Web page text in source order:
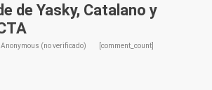
de Yasky, Catalano y
Anonymous (no verificado) [comment_count]